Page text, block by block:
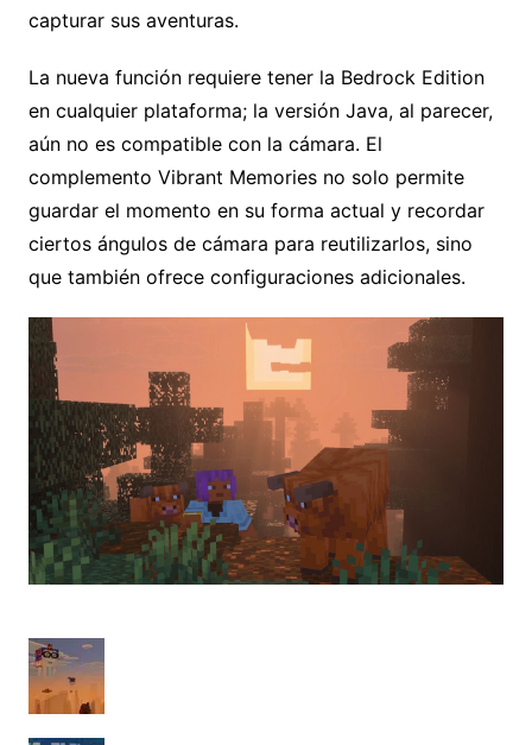
capturar sus aventuras.
La nueva función requiere tener la Bedrock Edition
en cualquier plataforma; la versión Java, al parecer,
aún no es compatible con la cámara. El
complemento Vibrant Memories no solo permite
guardar el momento en su forma actual y recordar
ciertos ángulos de cámara para reutilizarlos, sino
que también ofrece configuraciones adicionales.